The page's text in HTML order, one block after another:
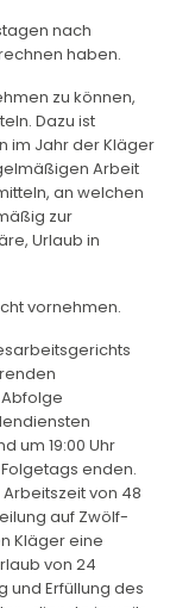
nach
haben.
zu können,
Dazu ist
im Jahr der Kläger
Arbeit
an welchen
zur
Urlaub in
vornehmen.
um 19:00 Uhr
enden.
von 48
auf Zwölf-
Kläger eine
von 24
und Erfüllung des